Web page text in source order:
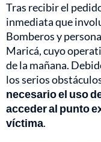
Tras recibir el
inmediata que
Bomberos y
Maricá, cuyo
de la mañana.
los serios
necesario el uso
acceder al punto
víctima.